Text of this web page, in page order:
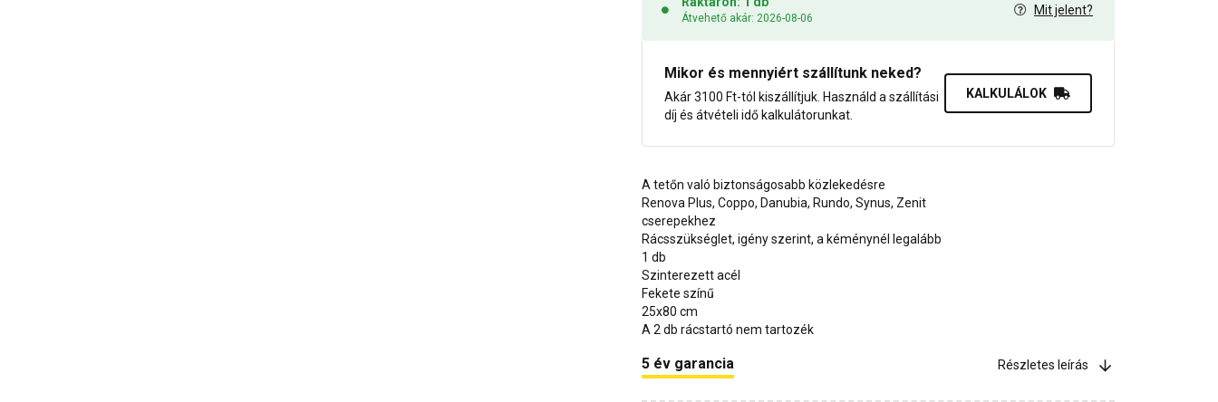
Átvehető akár: 2026-08-06
Mit jelent?
Mikor és mennyiért szállítunk neked?
Akár 3100 Ft-tól kiszállítjuk. Használd a szállítási
díj és átvételi idő kalkulátorunkat.
KALKULÁLOK
A tetőn való biztonságosabb közlekedésre
Renova Plus, Coppo, Danubia, Rundo, Synus, Zenit
cserepekhez
Rácsszükséglet, igény szerint, a kéménynél legalább
1 db
Szinterezett acél
Fekete színű
25x80 cm
A 2 db rácstartó nem tartozék
5 év garancia Részletes leírás